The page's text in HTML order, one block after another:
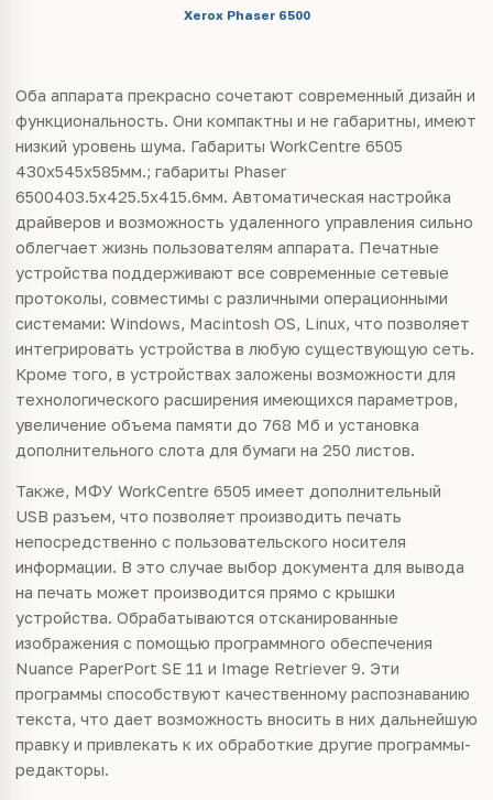
Xerox Phaser 6500
Оба аппарата прекрасно сочетают современный дизайн и
функциональность. Они компактны и не габаритны, имеют
низкий уровень шума. Габариты WorkCentre 6505
430х545х585мм.; габариты Phaser
6500403.5х425.5х415.6мм. Автоматическая настройка
драйверов и возможность удаленного управления сильно
облегчает жизнь пользователям аппарата. Печатные
устройства поддерживают все современные сетевые
протоколы, совместимы с различными операционными
системами: Windows, Macintosh OS, Linux, что позволяет
интегрировать устройства в любую существующую сеть.
Кроме того, в устройствах заложены возможности для
технологического расширения имеющихся параметров,
увеличение объема памяти до 768 Мб и установка
дополнительного слота для бумаги на 250 листов.
Также, МФУ WorkCentre 6505 имеет дополнительный
USB разъем, что позволяет производить печать
непосредственно с пользовательского носителя
информации. В это случае выбор документа для вывода
на печать может производится прямо с крышки
устройства. Обрабатываются отсканированные
изображения с помощью программного обеспечения
Nuance PaperPort SE 11 и Image Retriever 9. Эти
программы способствуют качественному распознаванию
текста, что дает возможность вносить в них дальнейшую
правку и привлекать к их обработкие другие программы-
редакторы.